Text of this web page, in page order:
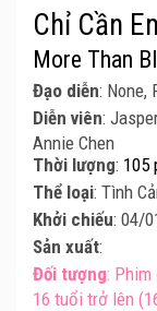
Chỉ Cần
More Than
Đạo diễn: None,
Diễn viên:
Annie Chen
Thời lượng: 105
Thể loại: Tình
Khởi chiếu: 04/
Sản xuất:
Đối tượng:
16 tuổi trở lên